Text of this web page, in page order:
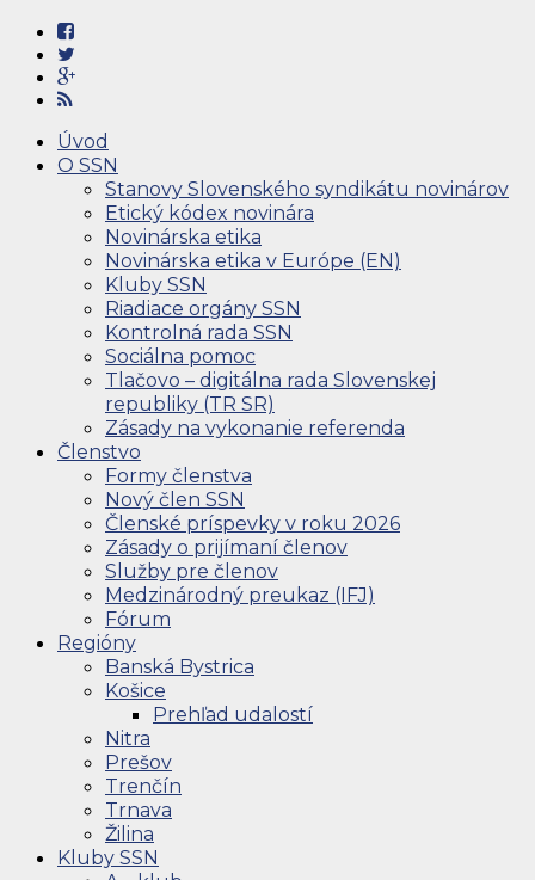
Úvod
O SSN
Stanovy Slovenského syndikátu novinárov
Etický kódex novinára
Novinárska etika
Novinárska etika v Európe (EN)
Kluby SSN
Riadiace orgány SSN
Kontrolná rada SSN
Sociálna pomoc
Tlačovo – digitálna rada Slovenskej
republiky (TR SR)
Zásady na vykonanie referenda
Členstvo
Formy členstva
Nový člen SSN
Členské príspevky v roku 2026
Zásady o prijímaní členov
Služby pre členov
Medzinárodný preukaz (IFJ)
Fórum
Regióny
Banská Bystrica
Košice
Prehľad udalostí
Nitra
Prešov
Trenčín
Trnava
Žilina
Kluby SSN